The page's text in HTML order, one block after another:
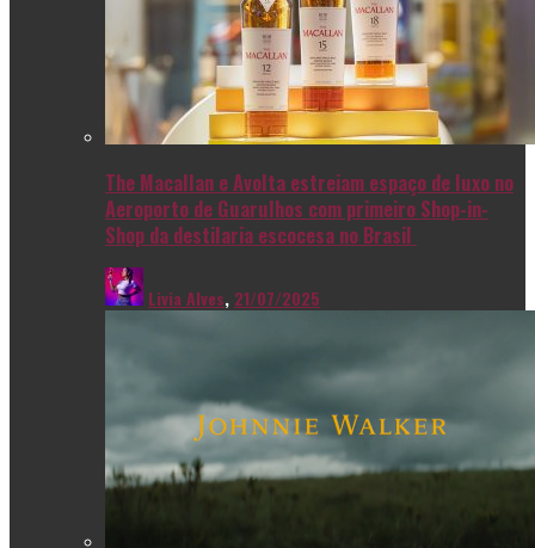
The Macallan e Avolta estreiam espaço de luxo no
Aeroporto de Guarulhos com primeiro Shop-in-
Shop da destilaria escocesa no Brasil
Livia Alves, 21/07/2025